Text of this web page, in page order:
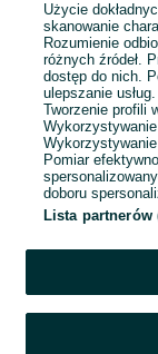
Użycie
skanowanie
Rozumienie
różnych źródeł.
dostęp do nich.
ulepszanie
Tworzenie profili
Pomiar
doboru
Lista partnerów